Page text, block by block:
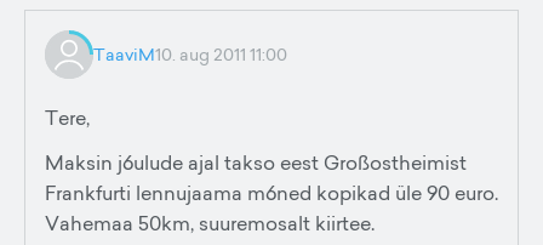
TaaviM10. aug 2011 11:00
Tere,
Maksin j6ulude ajal takso eest Großostheimist
Frankfurti lennujaama m6ned kopikad üle 90 euro.
Vahemaa 50km, suuremosalt kiirtee.